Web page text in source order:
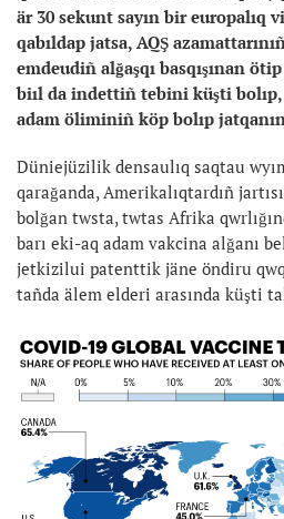
är 30 sekunt sayın bir europalıq
qabıldap jatsa, AQŞ
emdeudiñ alğaşqı basqışınan
biıl da indettiñ tebini küşti bolıp,
adam öliminiñ köp bolıp
Düniejüzilik densaulıq saqtau
qarağanda, Amerikalıqtardıñ
bolğan twsta, twtas Afrika
barı eki-aq adam vakcina alğanı
jetkizilui patenttik jäne öndiru
tañda älem elderi arasında küşti